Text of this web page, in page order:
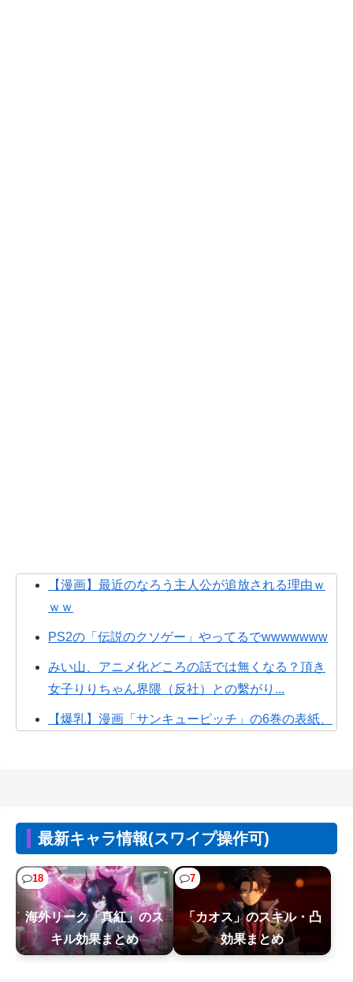
【漫画】最近のなろう主人公が追放される理由ｗ
ｗｗ
PS2の「伝説のクソゲー」やってるでwwwwwww
みい山、アニメ化どころの話では無くなる？頂き
女子りりちゃん界隈（反社）との繫がり...
【爆乳】漫画「サンキューピッチ」の6巻の表紙、
【画像】なぜか読める画像が発見される。お前ら
の想像の10倍読めるｗｗｗｗ
【朗報】ホロライブの大人気VTuber「結婚しても
引退しない」
【画像】熊本「被災者の人はこの『ドラゴンボー
ルの家』みたいな奴の中で過ごしてねー...
最新キャラ情報(スワイプ操作可)
18
海外リーク「真紅」のス
キル効果まとめ
7
「カオス」のスキル・凸
効果まとめ